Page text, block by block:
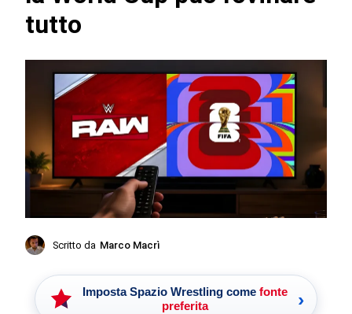
tutto
Scritto da Marco Macrì
Imposta Spazio Wrestling come fonte
preferita
›